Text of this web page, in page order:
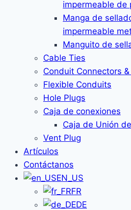
impermeable de
Manga de
impermeable
Manguito de
Cable Ties
Conduit Connectors
Flexible Conduits
Hole Plugs
Caja de conexiones
Caja de Unión
Vent Plug
Artículos
Contáctanos
EN_US
FR
DE